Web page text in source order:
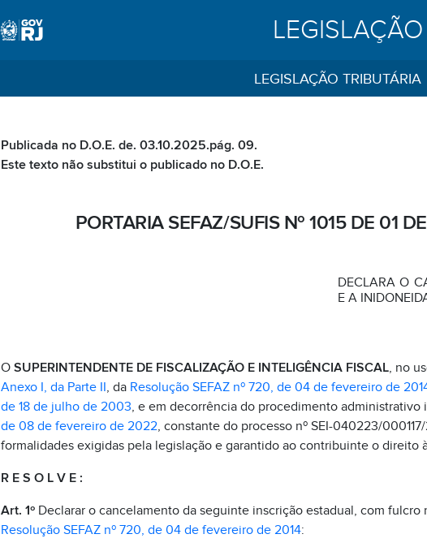
LEGISLAÇÃO
LEGISLAÇÃO TRIBUTÁRIA
Publicada no D.O.E. de. 03.10.2025.pág. 09.
Este texto não substitui o publicado no D.O.E.
PORTARIA SEFAZ/SUFIS Nº 1015 DE 01
DECLARA O
E A
O SUPERINTENDENTE DE FISCALIZAÇÃO E INTELIGÊNCIA FISCAL, no
Anexo I, da Parte II, da Resolução SEFAZ nº 720, de 04 de fevereiro de
de 18 de julho de 2003, e em decorrência do procedimento administrativo
de 08 de fevereiro de 2022, constante do processo nº SEI-040223/
formalidades exigidas pela legislação e garantido ao contribuinte o direito
R E S O L V E :
Art. 1ºDeclarar o cancelamento da seguinte inscrição estadual, com fulcro
Resolução SEFAZ nº 720, de 04 de fevereiro de 2014: